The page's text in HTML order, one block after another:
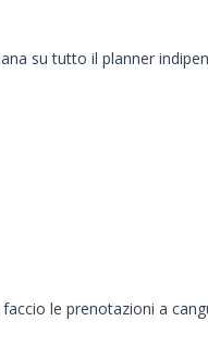
su tutto il planner
le prenotazioni a